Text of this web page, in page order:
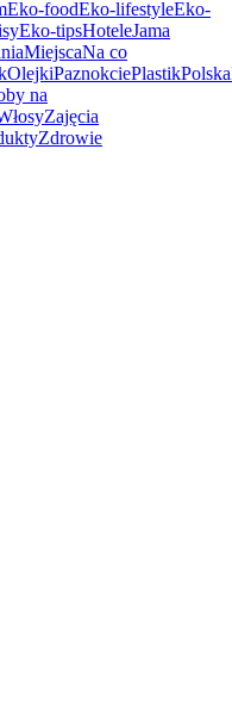
Eko-foodEko-lifestyleEko-
Eko-tipsHoteleJama
MiejscaNa co
OlejkiPaznokciePlastikPolska
na
Zajęcia
Zdrowie